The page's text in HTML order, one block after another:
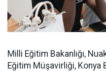
Milli Eğitim Bakanlığı,
Eğitim Müşavirliği, Konya